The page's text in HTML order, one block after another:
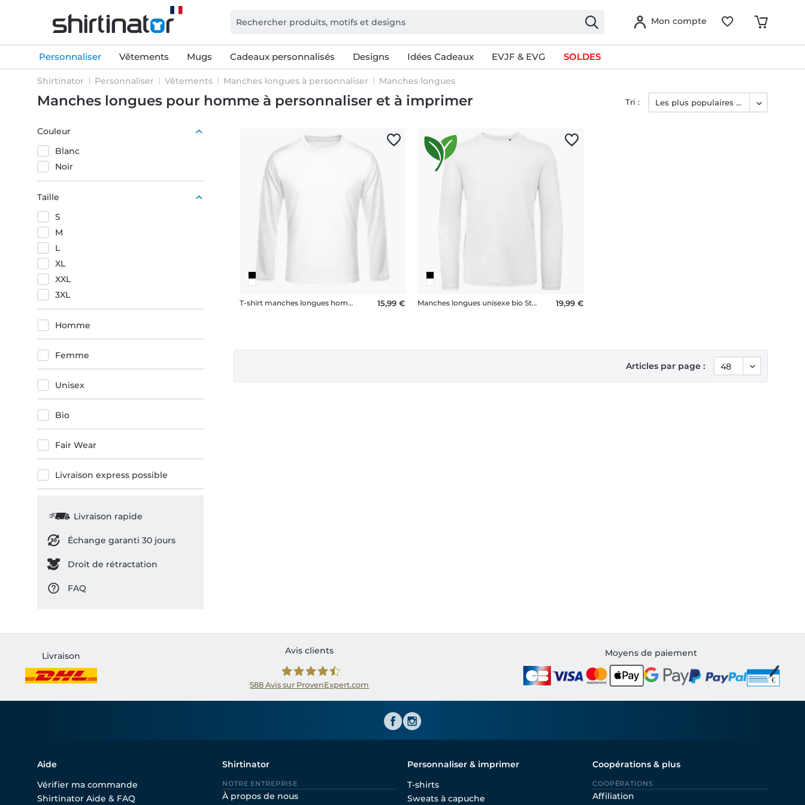
Mon compte
Personnaliser Vêtements Mugs Cadeaux personnalisés Designs Idées Cadeaux EVJF & EVG SOLDES
Shirtinator Personnaliser Vêtements Manches longues à personnaliser Manches longues
Manches longues pour homme à personnaliser et à imprimer
Couleur
Blanc
Noir
Taille
S
M
L
XL
XXL
3XL
Homme
Femme
Unisex
Bio
Fair Wear
Livraison express possible
Livraison rapide
Échange garanti 30 jours
Droit de rétractation
FAQ
Tri :
T-shirt manches longues homme B&C 15,99 € Manches longues unisexe bio Stanley Stella 2.0 en coton 19,99 €
Articles par page :
Livraison
Avis clients
588Avis sur ProvenExpert.com
Moyens de paiement
Aide
Vérifier ma commande
Shirtinator Aide & FAQ
Shirtinator
NOTRE ENTREPRISE
À propos de nous
Personnaliser & imprimer
T-shirts
Sweats à capuche
Coopérations & plus
COOPÈRATIONS
Affiliation